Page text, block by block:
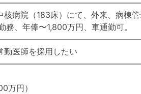
核病院（183床）にて、外来、病棟
、年俸〜1,800万円、車通勤可。
勤医師を採用したい
万円）